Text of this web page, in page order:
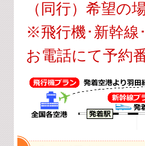
（同行）希望の
※飛行機･新幹線
お電話にて予約